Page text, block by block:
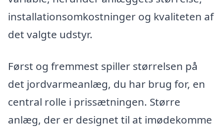
installationsomkostninger og kvaliteten af
det valgte udstyr.
Først og fremmest spiller størrelsen på
det jordvarmeanlæg, du har brug for, en
central rolle i prissætningen. Større
anlæg, der er designet til at imødekomme